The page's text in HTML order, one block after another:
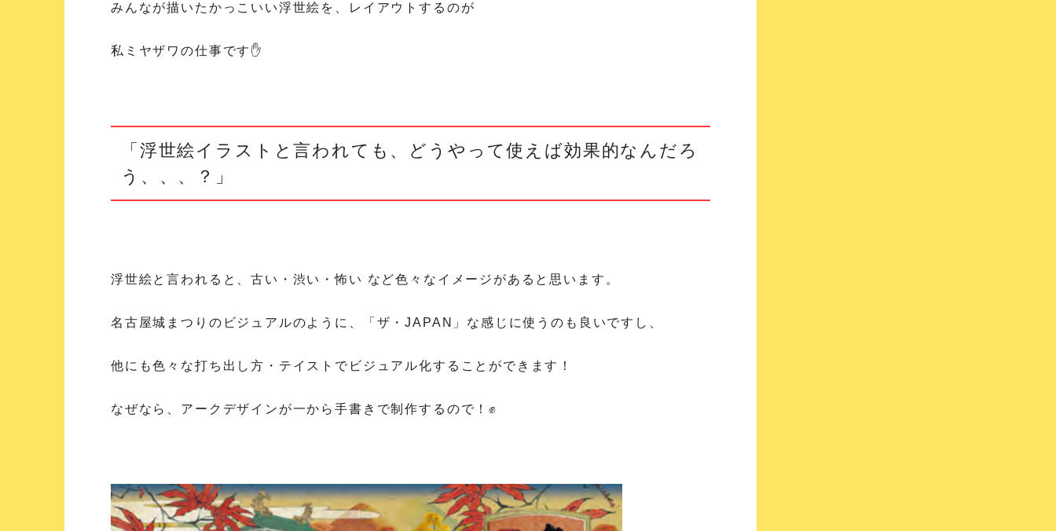
みんなが描いたかっこいい浮世絵を、レイアウトするのが
私ミヤザワの仕事です✋
「浮世絵イラストと言われても、どうやって使えば効果的なんだろ
う、、、？」
浮世絵と言われると、古い・渋い・怖い など色々なイメージがあると思います。
名古屋城まつりのビジュアルのように、「ザ・JAPAN」な感じに使うのも良いですし、
他にも色々な打ち出し方・テイストでビジュアル化することができます！
なぜなら、アークデザインが一から手書きで制作するので！✊